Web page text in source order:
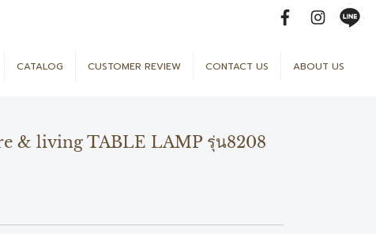
CATALOG CUSTOMER REVIEW CONTACT US ABOUT US
& living TABLE LAMP รุ่น8208